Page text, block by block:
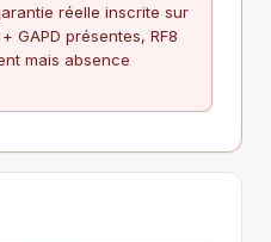
réelle inscrite sur
GAPD présentes, RF8
mais absence